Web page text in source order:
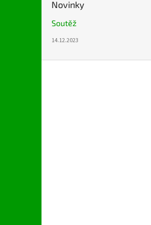
Novinky
Soutěž
14.12.2023